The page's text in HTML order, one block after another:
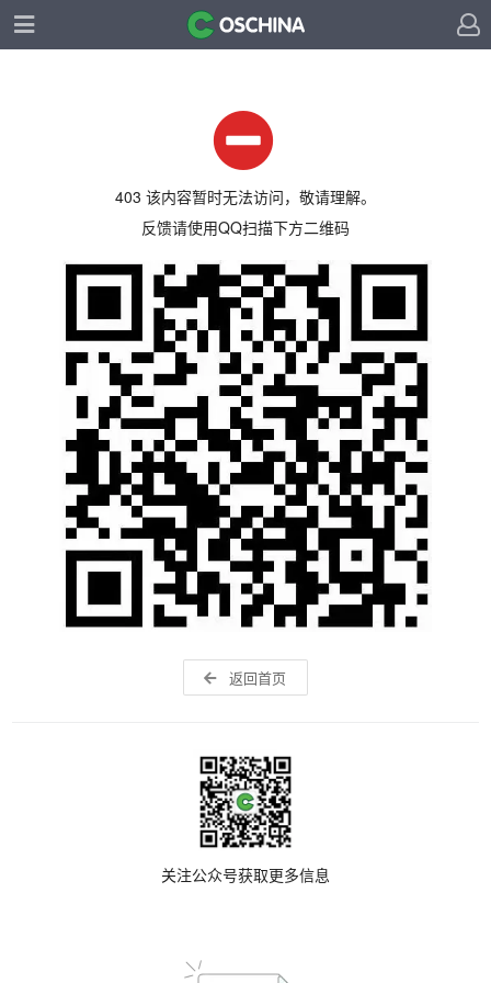
403 该内容暂时无法访问，敬请理解。
反馈请使用QQ扫描下方二维码
返回首页
关注公众号获取更多信息